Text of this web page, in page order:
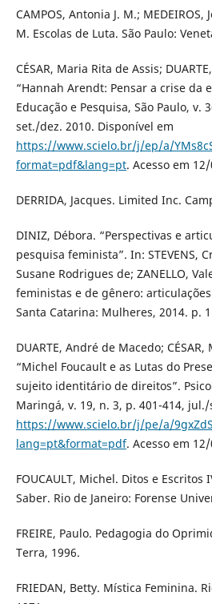
CAMPOS, Antonia J. M.; MEDEIROS,
M. Escolas de Luta. São Paulo:
CÉSAR, Maria Rita de Assis;
“Hannah Arendt: Pensar a crise da
Educação e Pesquisa, São Paulo, v.
set./dez. 2010. Disponível em
https://www.scielo.br/j/ep/a/
format=pdf&lang=pt. Acesso em
DERRIDA, Jacques. Limited Inc.
DINIZ, Débora. “Perspectivas e
pesquisa feminista”. In: STEVENS,
Susane Rodrigues de; ZANELLO,
feministas e de gênero:
Santa Catarina: Mulheres, 2014. p.
DUARTE, André de Macedo;
“Michel Foucault e as Lutas do
sujeito identitário de direitos”.
Maringá, v. 19, n. 3, p. 401-414,
https://www.scielo.br/j/pe/a/
lang=pt&format=pdf. Acesso em
FOUCAULT, Michel. Ditos e Escritos
Saber. Rio de Janeiro: Forense
FREIRE, Paulo. Pedagogia do
Terra, 1996.
FRIEDAN, Betty. Mística Feminina.